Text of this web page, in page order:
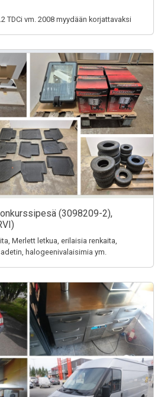
TDCi vm. 2008 myydään korjattavaksi
(3098209-2),
Merlett letkua, erilaisia renkaita,
halogeenivalaisimia ym.